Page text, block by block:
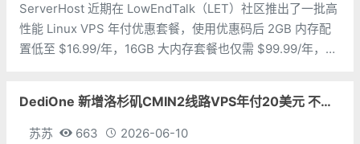
ServerHost 近期在 LowEndTalk（LET）社区推出了一批高
性能 Linux VPS 年付优惠套餐，使用优惠码后 2GB 内存配
置低至 $16.99/年，16GB 大内存套餐也仅需 $99.99/年，性
DediOne 新增洛杉矶CMIN2线路VPS年付20美元 不限流量
苏苏 663
2026-06-10